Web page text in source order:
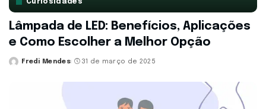
Curiosidades
Lâmpada de LED: Benefícios, Aplicações
e Como Escolher a Melhor Opção
Posted
Fredi Mendes 31 de março de 2025